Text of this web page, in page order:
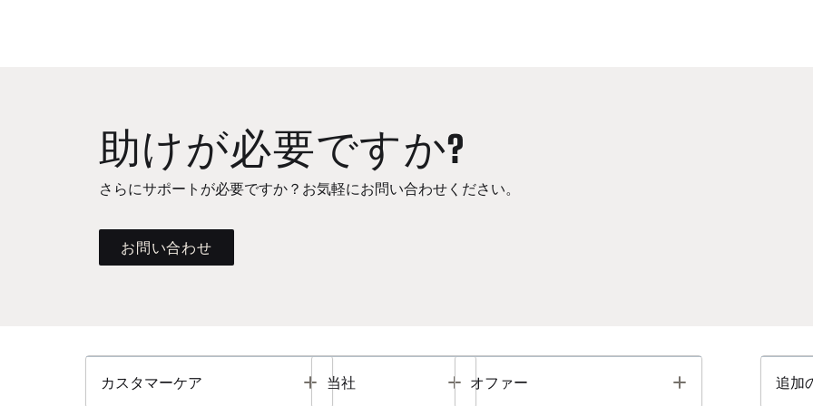
助けが必要ですか?
さらにサポートが必要ですか？お気軽にお問い合わせください。
お問い合わせ
カスタマーケア Toggle
当社 Toggle
オファー Toggle 追加